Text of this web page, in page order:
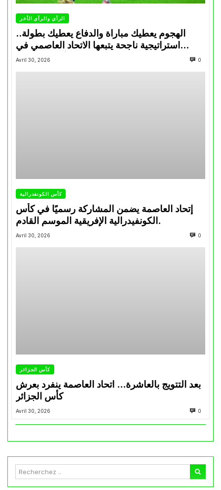
الرأي والرأي الأخر
الهجوم يعطيك مباراة والدفاع يعطيك بطولة..
استراتيجية ناجحة يتبعها الاتحاد العاصمي في
تتويجاته آخر السنوات
Avril 30, 2026 0
كأس الكونفدرالية
إتحاد العاصمة يضمن المشاركة رسميًا في كأس
الكونفيدرالية الإفريقية الموسم القادم.
Avril 30, 2026 0
كأس الجزائر
بعد التتويج بالعاشرة… اتحاد العاصمة ينفرد بعرش
كأس الجزائر
Avril 30, 2026 0